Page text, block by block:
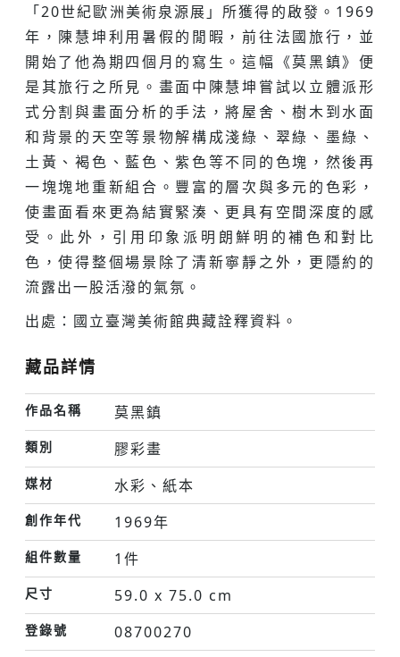
「20世紀歐洲美術泉源展」所獲得的啟發。1969
年，陳慧坤利用暑假的閒暇，前往法國旅行，並
開始了他為期四個月的寫生。這幅《莫黑鎮》便
是其旅行之所見。畫面中陳慧坤嘗試以立體派形
式分割與畫面分析的手法，將屋舍、樹木到水面
和背景的天空等景物解構成淺綠、翠綠、墨綠、
土黃、褐色、藍色、紫色等不同的色塊，然後再
一塊塊地重新組合。豐富的層次與多元的色彩，
使畫面看來更為結實緊湊、更具有空間深度的感
受。此外，引用印象派明朗鮮明的補色和對比
色，使得整個場景除了清新寧靜之外，更隱約的
流露出一股活潑的氣氛。
出處：國立臺灣美術館典藏詮釋資料。
藏品詳情
作品名稱 莫黑鎮
類別 膠彩畫
媒材 水彩、紙本
創作年代 1969年
組件數量 1件
尺寸 59.0 x 75.0 cm
登錄號 08700270